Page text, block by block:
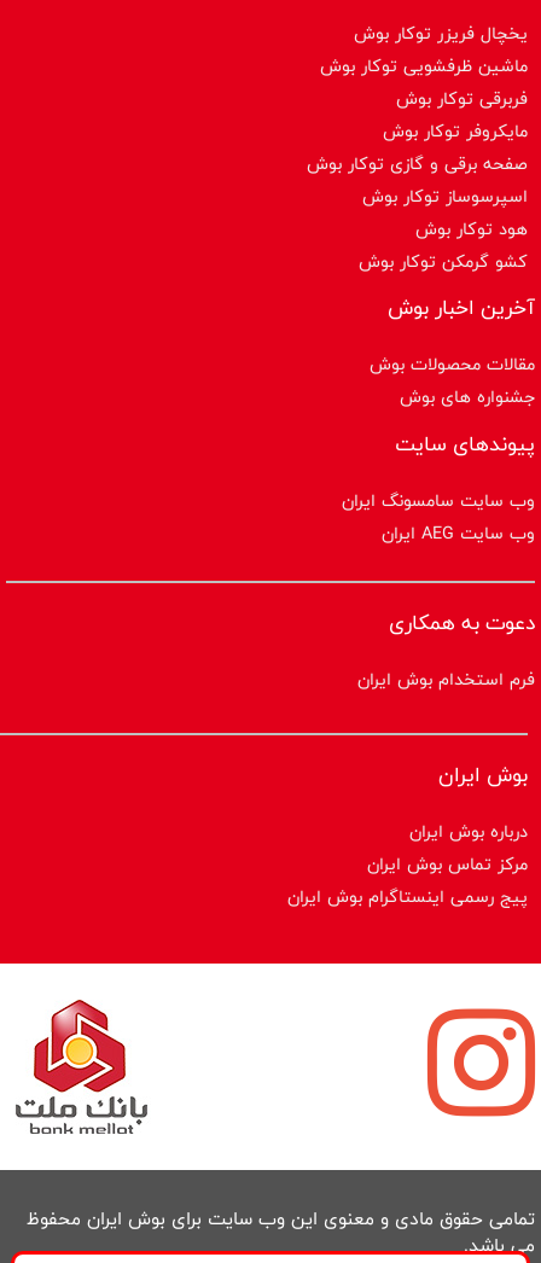
یخچال فریزر توکار بوش
ماشین ظرفشویی توکار بوش
فربرقی توکار بوش
مایکروفر توکار بوش
صفحه برقی و گازی توکار بوش
اسپرسوساز توكار بوش
هود توکار بوش
کشو گرمکن توکار بوش
آخرین اخبار بوش
مقالات محصولات بوش
جشنواره های بوش
پیوندهای سایت
وب سایت سامسونگ ایران
وب سایت AEG ایران
دعوت به همکاری
فرم استخدام بوش ایران
بوش ایران
درباره بوش ایران
مرکز تماس بوش ایران
پیج رسمی اینستاگرام بوش ایران
تمامی حقوق مادی و معنوی این وب سایت برای بوش ایران محفوظ
می باشد.